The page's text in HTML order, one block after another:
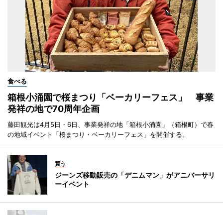
食べる
箱根小涌園で桜まつり「ベーカリーフェス」 事業
発祥の地で70周年企画
藤田観光は4月5日・6日、事業発祥の地「箱根小涌園」（箱根町）で春
の地域イベント「桜まつり・ベーカリーフェス」を開催する。
買う
ジーンズ移動販売の「デニムマン」がアニバーサリ
ーイベント